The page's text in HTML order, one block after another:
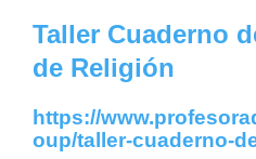
Taller Cuaderno
de Religión
https://
oup/taller-cuaderno-